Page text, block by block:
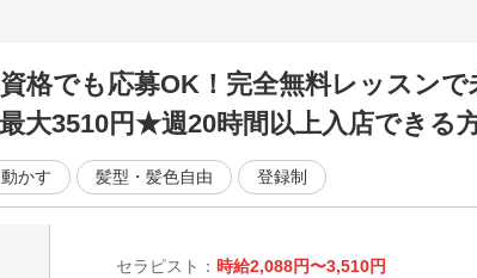
格でも応募OK！完全無料レッスン
大3510円★週20時間以上入店できる
かす 髪型・髪色自由 登録制
セラピスト： 時給2,088円〜3,510円